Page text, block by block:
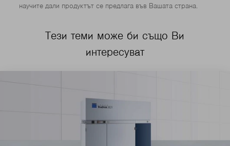
научите дали продуктът се предлага във Вашата страна.
Тези теми може би също Ви
интересуват